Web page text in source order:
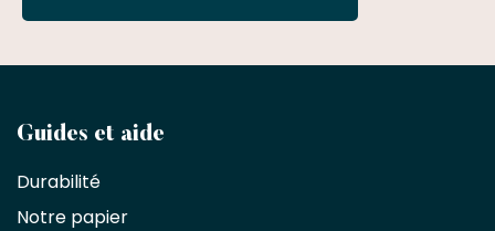
Devenez
partenaire
commercial
Guides et aide
Durabilité
Notre papier